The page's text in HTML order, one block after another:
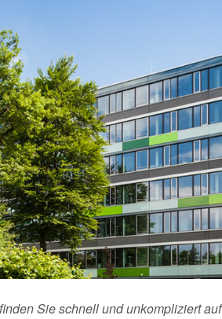
Sie schnell und unkompliziert auf